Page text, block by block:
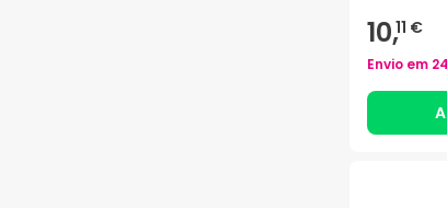
10,11 €
Envio em